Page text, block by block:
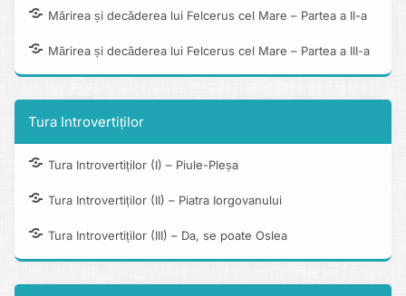
Mărirea și decăderea lui Felcerus cel Mare – Partea a II-a
Mărirea și decăderea lui Felcerus cel Mare – Partea a III-a
Tura Introvertiților
Tura Introvertiților (I) – Piule-Pleșa
Tura Introvertiților (II) – Piatra Iorgovanului
Tura Introvertiților (III) – Da, se poate Oslea